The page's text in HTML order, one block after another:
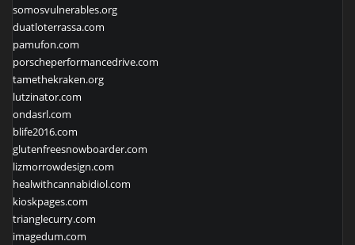
somosvulnerables.org
duatloterrassa.com
pamufon.com
porscheperformancedrive.com
tamethekraken.org
lutzinator.com
ondasrl.com
blife2016.com
glutenfreesnowboarder.com
lizmorrowdesign.com
healwithcannabidiol.com
kioskpages.com
trianglecurry.com
imagedum.com